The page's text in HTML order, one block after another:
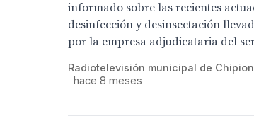
informado sobre las recientes
desinfección y desinsectación
por la empresa adjudicataria del
Radiotelevisión municipal de
hace 8 meses